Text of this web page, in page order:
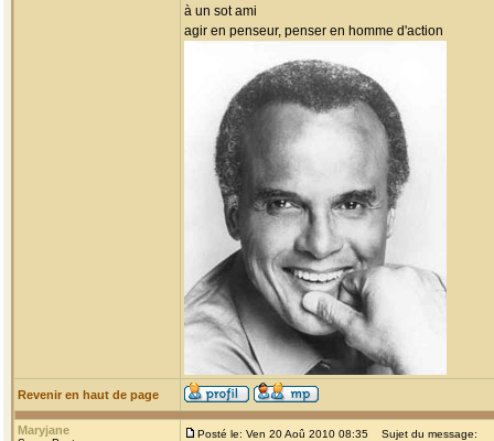
à un sot ami
agir en penseur, penser en homme d'action
Revenir en haut de page
Maryjane Posté le: Ven 20 Aoû 2010 08:35 Sujet du message: